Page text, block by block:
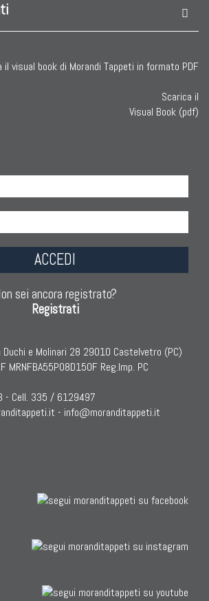
COLLEZIONE
Antichi
India
Vecchi E Nuovi
Vecchi E Nuovi
Scarica il
Visual Book (pdf)
ACCEDI
sei ancora registrato?
Registrati
Duchi e Molinari 28 29010 Castelvetro (PC)
MRNFBA55P08D150F Reg.Imp. PC
- Cell. 335 / 6129497
- info@moranditappeti.it